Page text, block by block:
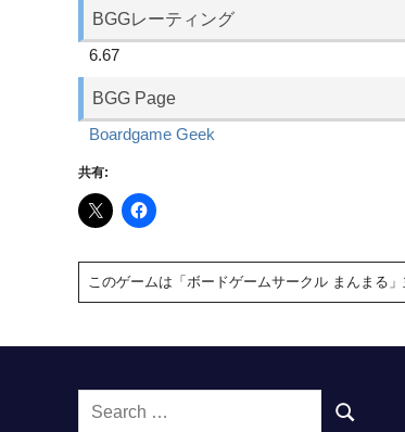
BGGレーティング
6.67
BGG Page
Boardgame Geek
共有:
このゲームは「ボードゲームサークル まんまる
Search
SEARCH